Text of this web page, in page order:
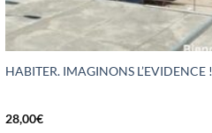
HABITER. IMAGINONS L’EVIDENCE !
28,00€